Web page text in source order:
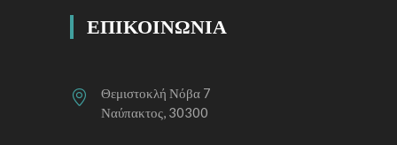
ΕΠΙΚΟΙΝΩΝΙΑ
Θεμιστοκλή Νόβα 7
Ναύπακτος, 30300